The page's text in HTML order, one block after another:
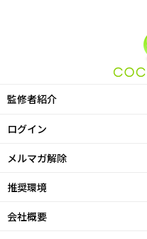
監修者紹介
ログイン
メルマガ解除
推奨環境
会社概要